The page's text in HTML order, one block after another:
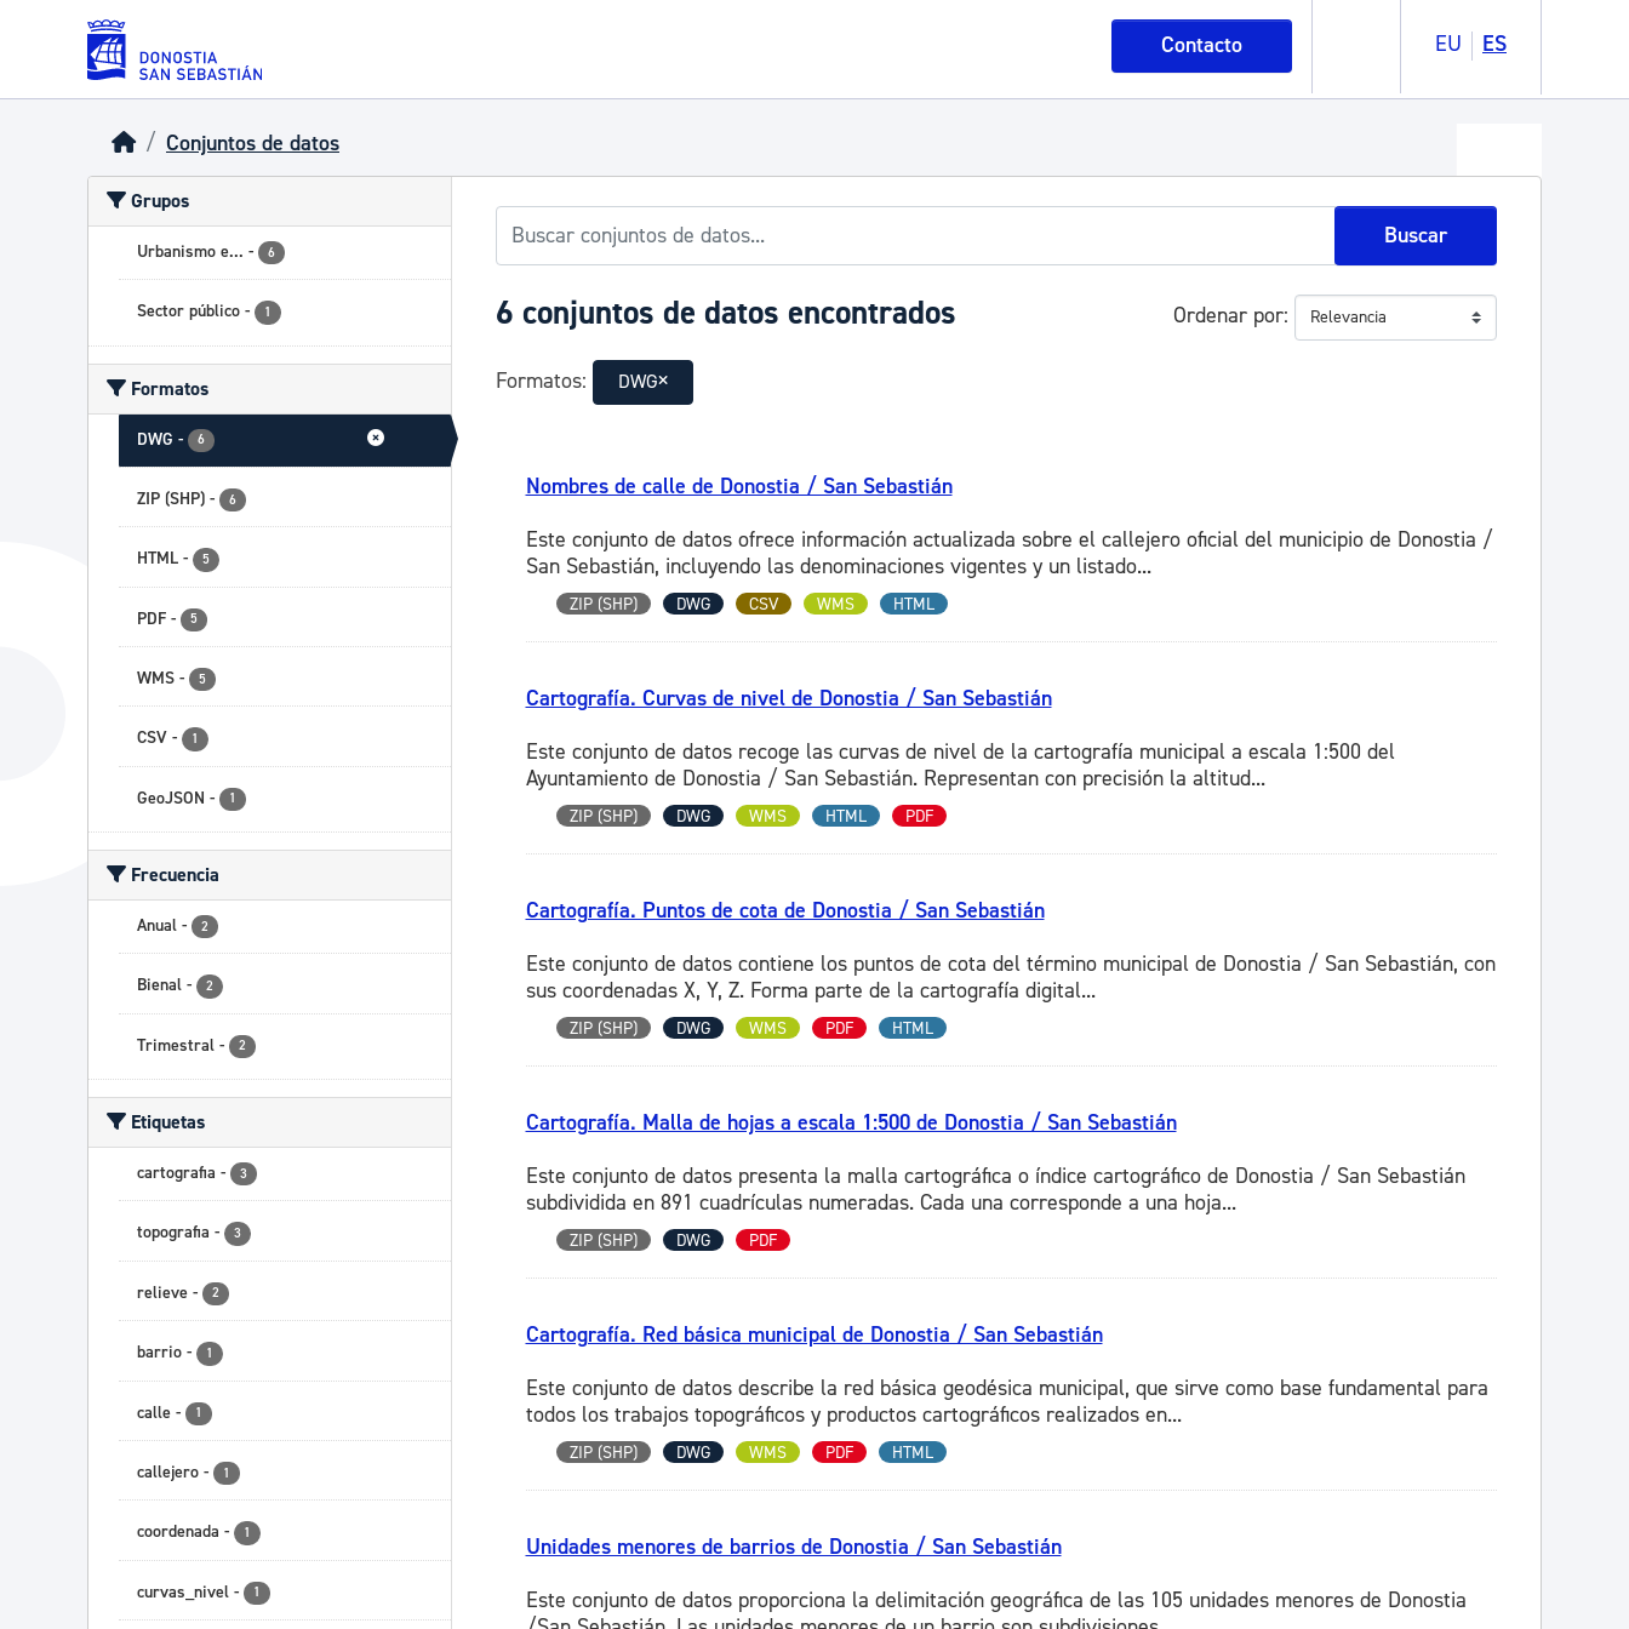
Skip to main content
Contacto
EU ES
Conjuntos de datos
Grupos
Urbanismo e... - 6
Sector público - 1
Formatos
DWG - 6
ZIP (SHP) - 6
HTML - 5
PDF - 5
WMS - 5
CSV - 1
GeoJSON - 1
Frecuencia
Anual - 2
Bienal - 2
Trimestral - 2
Etiquetas
cartografia - 3
topografia - 3
relieve - 2
barrio - 1
calle - 1
callejero - 1
coordenada - 1
curvas_nivel - 1
Buscar
Ordenar por
6 conjuntos de datos encontrados
Formatos: DWG
Nombres de calle de Donostia / San Sebastián
Este conjunto de datos ofrece información actualizada sobre el callejero oficial del municipio de Donostia /
San Sebastián, incluyendo las denominaciones vigentes y un listado...
ZIP (SHP) DWG CSV WMS HTML
Cartografía. Curvas de nivel de Donostia / San Sebastián
Este conjunto de datos recoge las curvas de nivel de la cartografía municipal a escala 1:500 del
Ayuntamiento de Donostia / San Sebastián. Representan con precisión la altitud...
ZIP (SHP) DWG WMS HTML PDF
Cartografía. Puntos de cota de Donostia / San Sebastián
Este conjunto de datos contiene los puntos de cota del término municipal de Donostia / San Sebastián, con
sus coordenadas X, Y, Z. Forma parte de la cartografía digital...
ZIP (SHP) DWG WMS PDF HTML
Cartografía. Malla de hojas a escala 1:500 de Donostia / San Sebastián
Este conjunto de datos presenta la malla cartográfica o índice cartográfico de Donostia / San Sebastián
subdividida en 891 cuadrículas numeradas. Cada una corresponde a una hoja...
ZIP (SHP) DWG PDF
Cartografía. Red básica municipal de Donostia / San Sebastián
Este conjunto de datos describe la red básica geodésica municipal, que sirve como base fundamental para
todos los trabajos topográficos y productos cartográficos realizados en...
ZIP (SHP) DWG WMS PDF HTML
Unidades menores de barrios de Donostia / San Sebastián
Este conjunto de datos proporciona la delimitación geográfica de las 105 unidades menores de Donostia